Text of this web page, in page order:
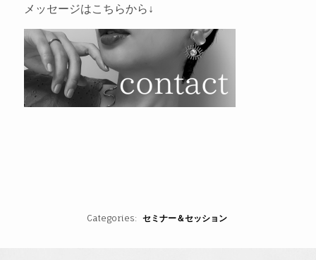
メッセージはこちらから↓
Categories セミナー＆セッション